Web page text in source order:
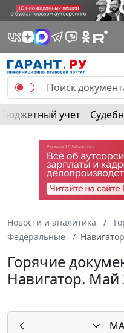
Бюджетный учет
Новости и аналитика
Федеральные
Горячие
Навигатор. Май